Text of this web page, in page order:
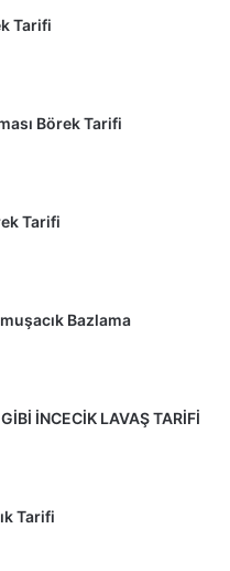
Tarifi
Börek Tarifi
Tarifi
Bazlama
İNCECİK LAVAŞ TARİFİ
Tarifi